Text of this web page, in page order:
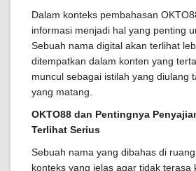
Dalam konteks pembahasan
informasi menjadi hal yang penting
Sebuah nama digital akan terlihat
ditempatkan dalam konten yang
muncul sebagai istilah yang diulang
yang matang.
OKTO88 dan Pentingnya
Terlihat Serius
Sebuah nama yang dibahas di
konteks yang jelas agar tidak terasa